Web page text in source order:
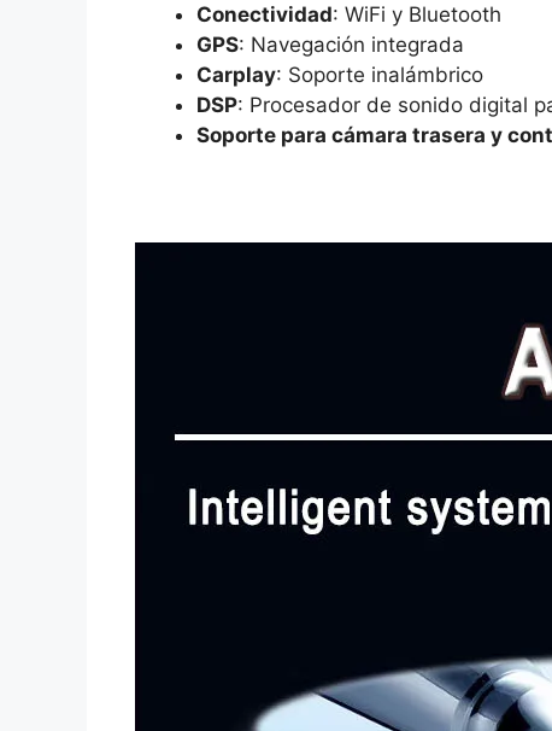
Conectividad: WiFi y Bluetooth
GPS: Navegación integrada
Carplay: Soporte inalámbrico
DSP: Procesador de sonido digital
Soporte para cámara trasera y